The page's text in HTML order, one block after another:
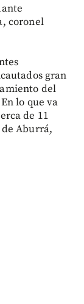
coronel
gran
del
lo que va
de 11
Aburrá,